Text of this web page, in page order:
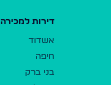
דירות למכירה
אשדוד
חיפה
בני ברק